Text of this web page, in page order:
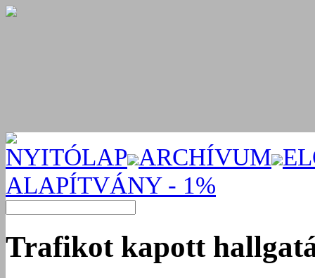
NYITÓLAP ARCHÍVUM
ALAPÍTVÁNY - 1%
Trafikot kapott